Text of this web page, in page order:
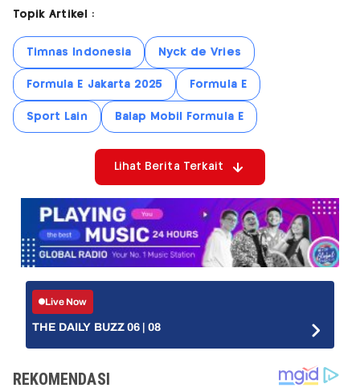
Topik Artikel :
Timnas Indonesia Nyck de Vries
Formula E Jakarta 2025 Formula E
Sport Lain Balap Mobil Formula E
Lihat Berita Terkait
Live Now
THE DAILY BUZZ 06 | 08